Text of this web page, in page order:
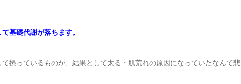
基礎代謝が落ちます。
摂っているものが、結果として太る・肌荒れの原因になっていたなんて悲